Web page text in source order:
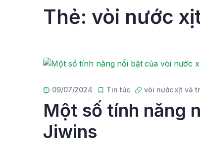
Thẻ: vòi nước
09/07/2024 Tin tức vòi nước xịt và
Một số tính năng
Jiwins